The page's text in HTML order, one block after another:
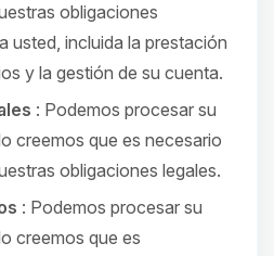
obligaciones
usted, incluida la prestación
y la gestión de su cuenta.
: Podemos procesar su
creemos que es necesario
obligaciones legales.
: Podemos procesar su
creemos que es